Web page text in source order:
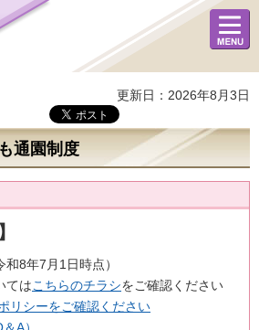
メニュ
ー
更新日：2026年8月3日
通園制度
和8年7月1日時点）
てはこちらのチラシをご確認ください
リシーをご確認ください